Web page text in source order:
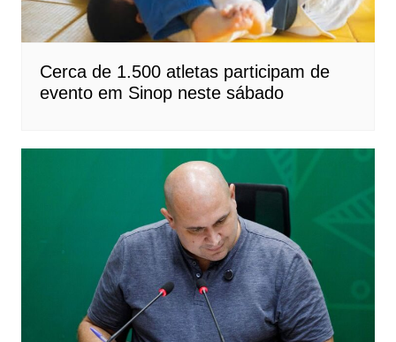
Cerca de 1.500 atletas participam de
evento em Sinop neste sábado